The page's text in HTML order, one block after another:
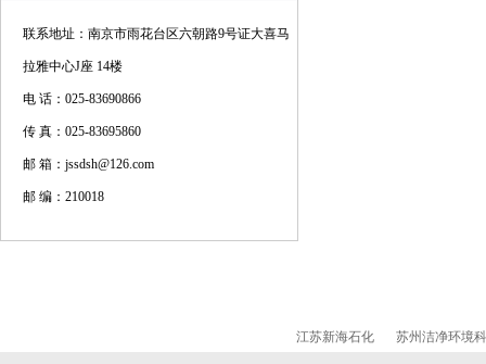
联系地址：南京市雨花台区六朝路9号证大喜马
拉雅中心J座 14楼
电 话：025-83690866
传 真：025-83695860
邮 箱：jssdsh@126.com
邮 编：210018
江苏新海石化 苏州洁净环境